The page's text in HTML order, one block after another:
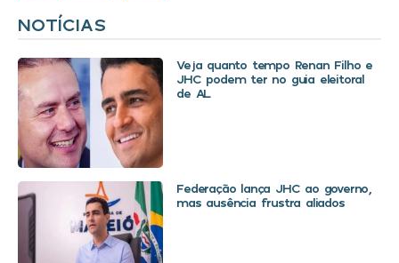
NOTÍCIAS
Veja quanto tempo Renan Filho e
JHC podem ter no guia eleitoral
de AL
Federação lança JHC ao governo,
mas ausência frustra aliados